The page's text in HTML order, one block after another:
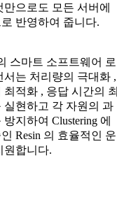
만으로도 모든 서버에
반영하여 줍니다.
스마트 소프트웨어 로
서는 처리량의 극대화 ,
최적화 , 응답 시간의
실현하고 각 자원의 과
방지하여 Clustering 에
Resin 의 효율적인 운
원합니다.